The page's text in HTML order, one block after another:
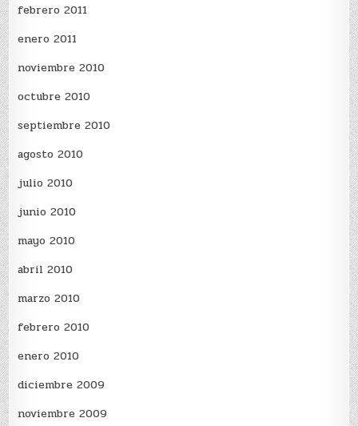
febrero 2011
enero 2011
noviembre 2010
octubre 2010
septiembre 2010
agosto 2010
julio 2010
junio 2010
mayo 2010
abril 2010
marzo 2010
febrero 2010
enero 2010
diciembre 2009
noviembre 2009